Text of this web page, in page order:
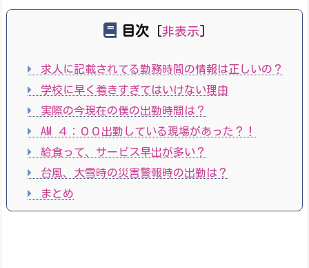
目次 非表示
求人に記載されてる勤務時間の情報は正しいの？
学校に早く着きすぎてはいけない理由
実際の今現在の僕の出勤時間は？
AM ４：００出勤している現場があった？！
給食って、サービス早出が多い？
台風、大雪時の災害警報時の出勤は？
まとめ